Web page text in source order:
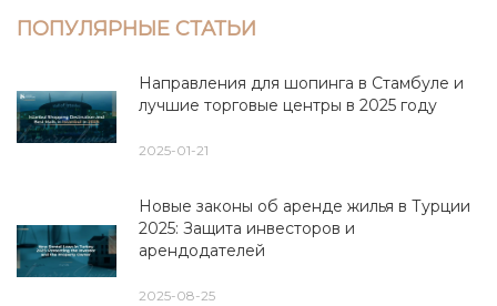
ПОПУЛЯРНЫЕ СТАТЬИ
Направления для шопинга в Стамбуле и
лучшие торговые центры в 2025 году
2025-01-21
Новые законы об аренде жилья в Турции
2025: Защита инвесторов и
арендодателей
2025-08-25